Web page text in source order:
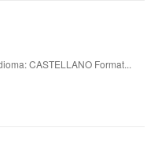
CASTELLANO Format...